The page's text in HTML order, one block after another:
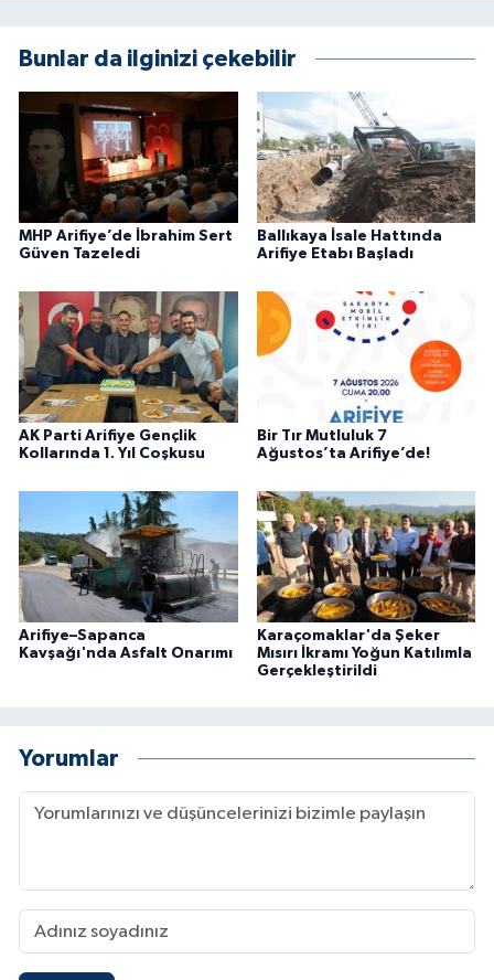
Bunlar da ilginizi çekebilir
MHP Arifiye’de İbrahim Sert
Güven Tazeledi
Ballıkaya İsale Hattında
Arifiye Etabı Başladı
AK Parti Arifiye Gençlik
Kollarında 1. Yıl Coşkusu
Bir Tır Mutluluk 7
Ağustos’ta Arifiye’de!
Arifiye–Sapanca
Kavşağı'nda Asfalt Onarımı
Karaçomaklar'da Şeker
Mısırı İkramı Yoğun Katılımla
Gerçekleştirildi
Yorumlar